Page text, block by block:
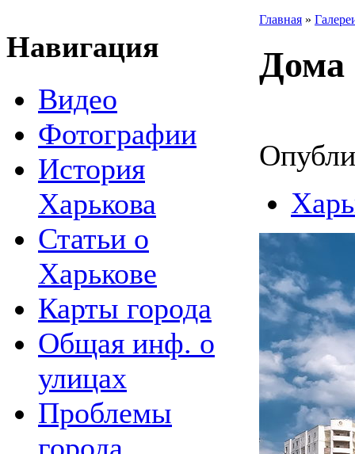
Навигация
Видео
Фотографии
История
Харькова
Статьи о
Харькове
Карты города
Общая инф. о
улицах
Проблемы
города
Главная »
Дома